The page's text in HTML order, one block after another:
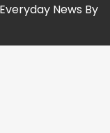
News By